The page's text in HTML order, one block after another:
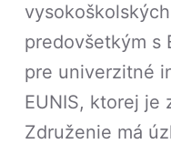
predovšetkým s
pre univerzitné
EUNIS, ktorej je
Združenie má